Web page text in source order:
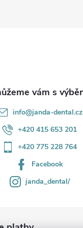
info@janda-dental.cz
+420 415 653 201
+420 775 228 764
Facebook
janda_dental/